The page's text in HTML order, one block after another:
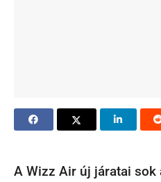
A Wizz Air új járatai sok